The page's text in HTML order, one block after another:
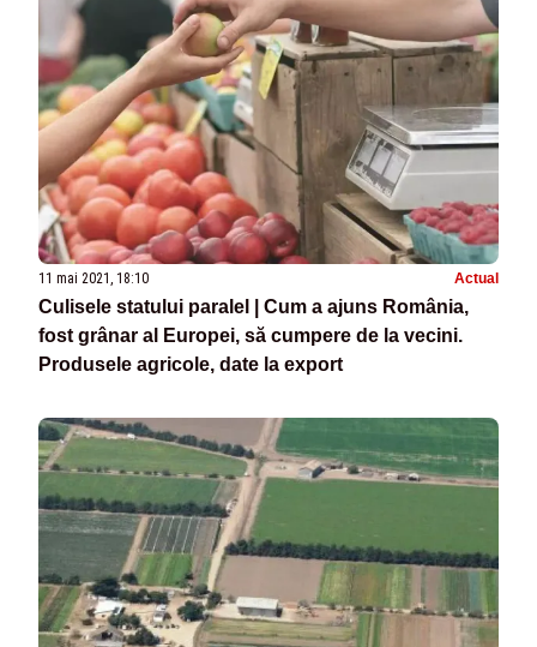
11 mai 2021, 18:10 Actual
Culisele statului paralel | Cum a ajuns România,
fost grânar al Europei, să cumpere de la vecini.
Produsele agricole, date la export